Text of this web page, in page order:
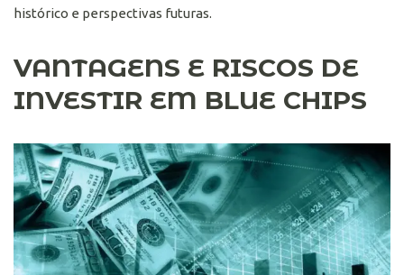
histórico e perspectivas futuras.
VANTAGENS E RISCOS DE
INVESTIR EM BLUE CHIPS